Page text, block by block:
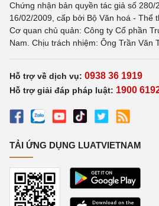
Chứng nhận bản quyền tác giả số 280/
16/02/2009, cấp bởi Bộ Văn hoá - Thể
Cơ quan chủ quản: Công ty Cổ phần
Nam. Chịu trách nhiệm: Ông Trần Văn
Hỗ trợ về dịch vụ: 0938 36 1919
Hỗ trợ giải đáp pháp luật: 1900
TẢI ỨNG DỤNG LUATVIETNAM